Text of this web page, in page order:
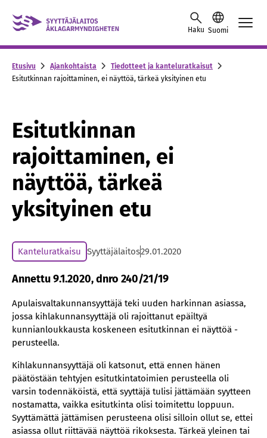
Skip to content -saavutettavuusohje
Haku Suomi
Etusivu Ajankohtaista
Tiedotteet ja kanteluratkaisut
Esitutkinnan rajoittaminen, ei näyttöä, tärkeä yksityinen etu
Esitutkinnan
rajoittaminen, ei
näyttöä, tärkeä
yksityinen etu
Kanteluratkaisu Syyttäjälaitos29.01.2020
Annettu 9.1.2020, dnro 240/21/19
Apulaisvaltakunnansyyttäjä teki uuden harkinnan asiassa,
jossa kihlakunnansyyttäjä oli rajoittanut epäiltyä
kunnianloukkausta koskeneen esitutkinnan ei näyttöä -
perusteella.
Kihlakunnansyyttäjä oli katsonut, että ennen hänen
päätöstään tehtyjen esitutkintatoimien perusteella oli
varsin todennäköistä, että syyttäjä tulisi jättämään syytteen
nostamatta, vaikka esitutkinta olisi toimitettu loppuun.
Syyttämättä jättämisen perusteena olisi silloin ollut se, ettei
asiassa ollut riittävää näyttöä rikoksesta. Tärkeä yleinen tai